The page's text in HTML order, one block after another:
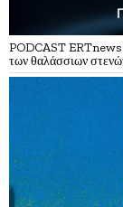
PODCAST
των θαλάσσιων